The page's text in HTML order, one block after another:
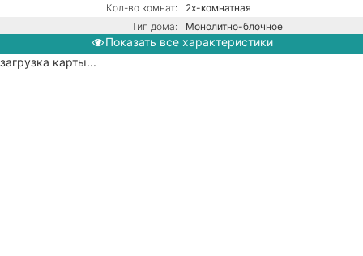
Кол-во комнат:
2х-комнатная
Тип дома:
Монолитно-блочное
Вид из окон:
На море
Показать все характеристики
загрузка карты...